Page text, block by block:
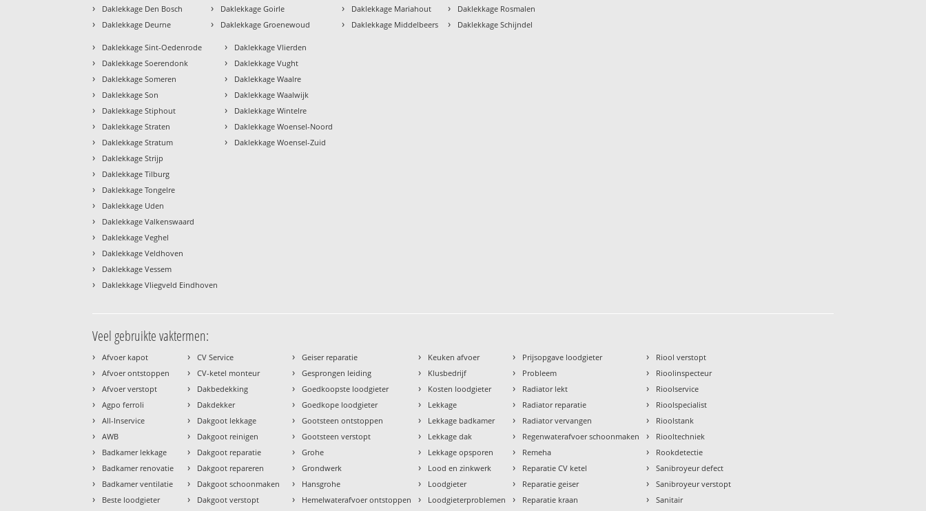
› Daklekkage Den Bosch
› Daklekkage Deurne
› Daklekkage Goirle
› Daklekkage Groenewoud
› Daklekkage Mariahout
› Daklekkage Middelbeers
› Daklekkage Rosmalen
› Daklekkage Schijndel
› Daklekkage Sint-Oedenrode
› Daklekkage Soerendonk
› Daklekkage Someren
› Daklekkage Son
› Daklekkage Stiphout
› Daklekkage Straten
› Daklekkage Stratum
› Daklekkage Strijp
› Daklekkage Tilburg
› Daklekkage Tongelre
› Daklekkage Uden
› Daklekkage Valkenswaard
› Daklekkage Veghel
› Daklekkage Veldhoven
› Daklekkage Vessem
› Daklekkage Vliegveld Eindhoven
› Daklekkage Vlierden
› Daklekkage Vught
› Daklekkage Waalre
› Daklekkage Waalwijk
› Daklekkage Wintelre
› Daklekkage Woensel-Noord
› Daklekkage Woensel-Zuid
Veel gebruikte vaktermen:
› Afvoer kapot
› Afvoer ontstoppen
› Afvoer verstopt
› Agpo ferroli
› All-Inservice
› AWB
› Badkamer lekkage
› Badkamer renovatie
› Badkamer ventilatie
› Beste loodgieter
› CV Service
› CV-ketel monteur
› Dakbedekking
› Dakdekker
› Dakgoot lekkage
› Dakgoot reinigen
› Dakgoot reparatie
› Dakgoot repareren
› Dakgoot schoonmaken
› Dakgoot verstopt
› Geiser reparatie
› Gesprongen leiding
› Goedkoopste loodgieter
› Goedkope loodgieter
› Gootsteen ontstoppen
› Gootsteen verstopt
› Grohe
› Grondwerk
› Hansgrohe
› Hemelwaterafvoer ontstoppen
› Keuken afvoer
› Klusbedrijf
› Kosten loodgieter
› Lekkage
› Lekkage badkamer
› Lekkage dak
› Lekkage opsporen
› Lood en zinkwerk
› Loodgieter
› Loodgieterproblemen
› Prijsopgave loodgieter
› Probleem
› Radiator lekt
› Radiator reparatie
› Radiator vervangen
› Regenwaterafvoer schoonmaken
› Remeha
› Reparatie CV ketel
› Reparatie geiser
› Reparatie kraan
› Riool verstopt
› Rioolinspecteur
› Rioolservice
› Rioolspecialist
› Rioolstank
› Riooltechniek
› Rookdetectie
› Sanibroyeur defect
› Sanibroyeur verstopt
› Sanitair